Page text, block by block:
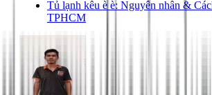
Tủ lạnh kêu è è: Nguyên nhân &
TPHCM